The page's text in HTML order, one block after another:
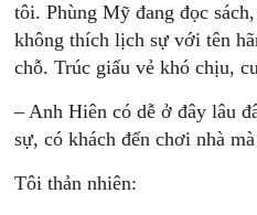
tôi. Phùng Mỹ đang đọc
không thích lịch sự với tên
chỗ. Trúc giấu vẻ khó chịu,
– Anh Hiên có dễ ở đây lâu
sự, có khách đến chơi nhà
Tôi thản nhiên: